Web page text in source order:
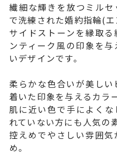
繊細な輝きを放つミル
で洗練された婚約指輪(エ
サイドストーンを縁取
ンティーク風の印象を
いデザインです。
柔らかな色合いが美し
着いた印象を与えるカラー
肌に近い色で手によく
れていない方にも人気の
控えめでやさしい雰囲
め。